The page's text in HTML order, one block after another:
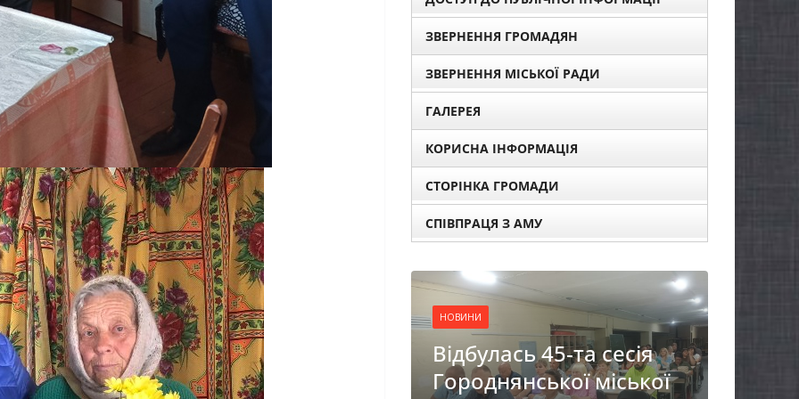
ЗВЕРНЕННЯ ГРОМАДЯН
ЗВЕРНЕННЯ МІСЬКОЇ РАДИ
ГАЛЕРЕЯ
КОРИСНА ІНФОРМАЦІЯ
СТОРІНКА ГРОМАДИ
СПІВПРАЦЯ З АМУ
100-
НОВИНИ
Відбулась 45-та сесія
Городнянської міської
НОВИНИ
Фахівці із супроводу
ветеранів війни та